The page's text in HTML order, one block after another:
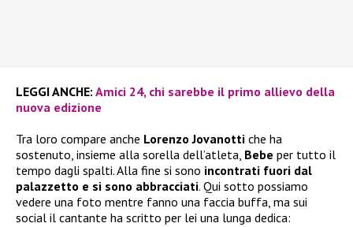
LEGGI ANCHE: Amici 24, chi sarebbe il primo allievo della
nuova edizione
Tra loro compare anche Lorenzo Jovanotti che ha
sostenuto, insieme alla sorella dell’atleta, Bebe per tutto il
tempo dagli spalti. Alla fine si sono incontrati fuori dal
palazzetto e si sono abbracciati. Qui sotto possiamo
vedere una foto mentre fanno una faccia buffa, ma sui
social il cantante ha scritto per lei una lunga dedica: